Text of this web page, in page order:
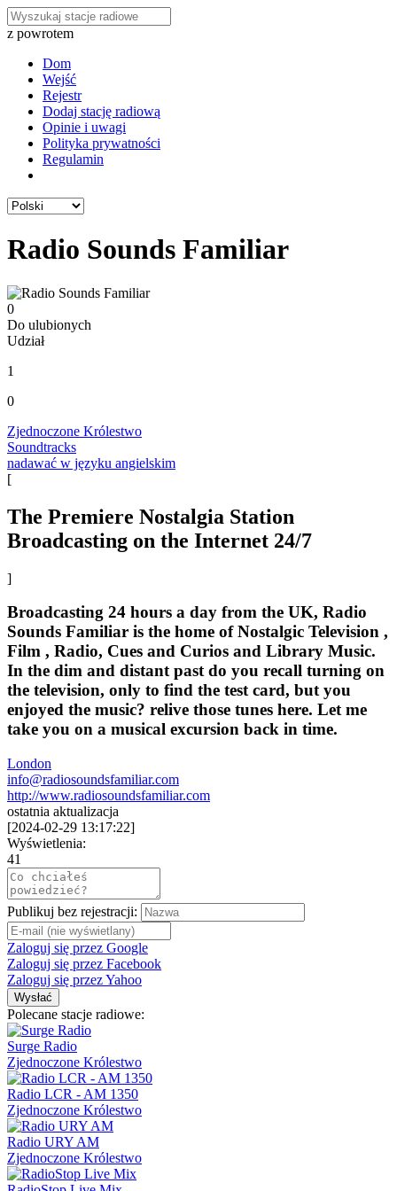
z powrotem
Dom
Wejść
Rejestr
Dodaj stację radiową
Opinie i uwagi
Polityka prywatności
Regulamin
Radio Sounds Familiar
0
Do ulubionych
Udział
1
0
Zjednoczone Królestwo
Soundtracks
nadawać w języku angielskim
[
The Premiere Nostalgia Station
Broadcasting on the Internet 24/7
]
Broadcasting 24 hours a day from the UK, Radio
Sounds Familiar is the home of Nostalgic Television ,
Film , Radio, Cues and Curios and Library Music.
In the dim and distant past do you recall turning on
the television, only to find the test card, but you
enjoyed the music? relive those tunes here. Let me
take you on a musical excursion back in time.
London
info@radiosoundsfamiliar.com
http://www.radiosoundsfamiliar.com
ostatnia aktualizacja
[2024-02-29 13:17:22]
Wyświetlenia:
41
Publikuj bez rejestracji:
Zaloguj się przez Google
Zaloguj się przez Facebook
Zaloguj się przez Yahoo
Wysłać
Polecane stacje radiowe:
Surge Radio
Zjednoczone Królestwo
Radio LCR - AM 1350
Zjednoczone Królestwo
Radio URY AM
Zjednoczone Królestwo